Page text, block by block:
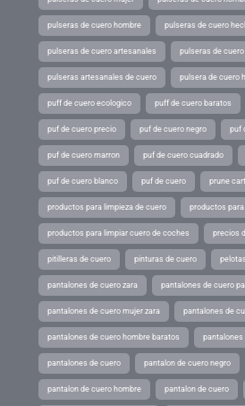
pulseras de cuero hombre pulseras de cuero
pulseras de cuero artesanales pulseras de cuero
pulseras artesanales de cuero pulsera de cuero
puff de cuero ecologico puff de cuero baratos
puf de cuero precio puf de cuero negro puf
puf de cuero marron puf de cuero cuadrado
puf de cuero blanco puf de cuero prune
productos para limpieza de cuero productos
productos para limpiar cuero de coches precios
pitilleras de cuero pinturas de cuero
pantalones de cuero zara pantalones de cuero
pantalones de cuero mujer zara pantalones de
pantalones de cuero hombre baratos pantalones
pantalones de cuero pantalon de cuero negro
pantalon de cuero hombre pantalon de cuero